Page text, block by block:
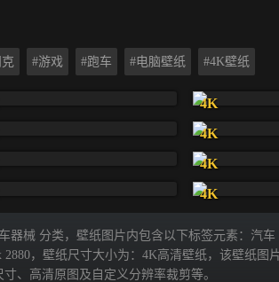
#游戏 #跑车 #电脑壁纸 #4K壁纸
4K
4K
4K
4K
器械 分类，壁纸图片内包含以下标签元素：汽
，壁纸尺寸大小为：4K高清壁纸，该壁纸图
、高清原图及自定义分辨率裁剪等。